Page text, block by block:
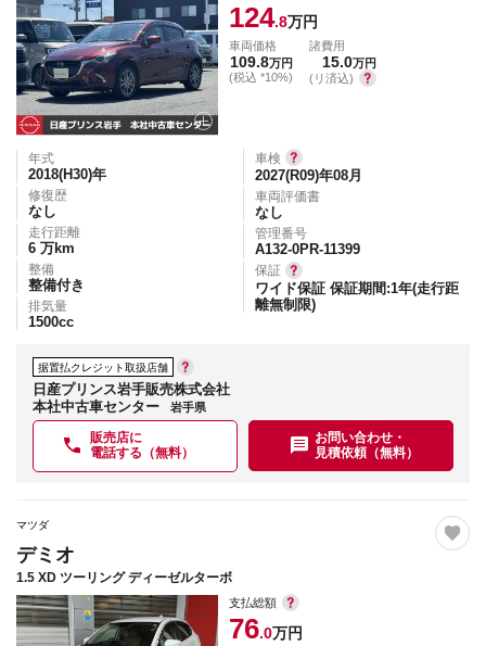
124.8万円
車両価格
109.8万円
(税込 *10%)
諸費用
15.0万円
(リ済込)
年式
2018(H30)年
修復歴
なし
走行距離
6 万km
整備
整備付き
排気量
1500cc
車検
2027(R09)年08月
車両評価書
なし
管理番号
A132-0PR-11399
保証
ワイド保証 保証期間:1年(走行距
離無制限)
据置払クレジット取扱店舗
日産プリンス岩手販売株式会社
本社中古車センター
岩手県
販売店に
電話する（無料）
お問い合わせ・
見積依頼（無料）
マツダ
デミオ
1.5 XD ツーリング ディーゼルターボ
支払総額
76.0万円